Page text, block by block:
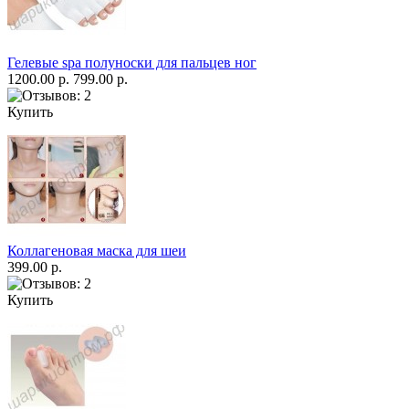
Гелевые spa полуноски для пальцев ног
1200.00 р. 799.00 р.
Купить
Коллагеновая маска для шеи
399.00 р.
Купить